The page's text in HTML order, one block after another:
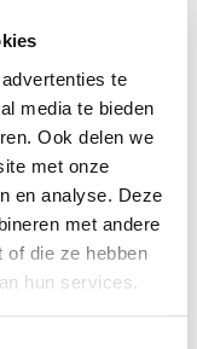
te
media te bieden
Ook delen we
met onze
en analyse. Deze
met andere
of die ze hebben
hun services.